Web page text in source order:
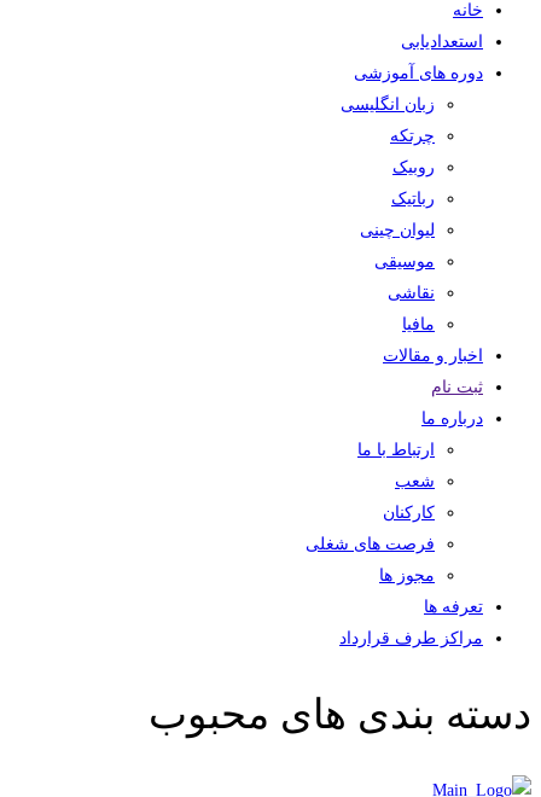
خانه
استعدادیابی
دوره های آموزشی
زبان انگلیسی
چرتکه
روبیک
رباتیک
لیوان چینی
موسیقی
نقاشی
مافیا
اخبار و مقالات
ثبت نام
درباره ما
ارتباط با ما
شعب
کارکنان
فرصت های شغلی
مجوز ها
تعرفه ها
مراکز طرف قرارداد
دسته بندی های محبوب